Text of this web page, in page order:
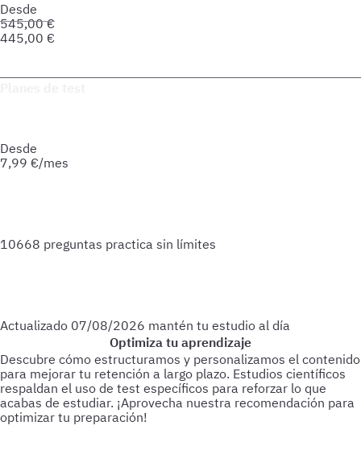
Desde
545,00€
445,00 €
Desde
7,99 €/mes
10668 preguntas practica sin límites
Actualizado 07/08/2026 mantén tu estudio al día
Optimiza tu aprendizaje
Descubre cómo estructuramos y personalizamos el contenido
para mejorar tu retención a largo plazo. Estudios científicos
respaldan el uso de test específicos para reforzar lo que
acabas de estudiar. ¡Aprovecha nuestra recomendación para
optimizar tu preparación!